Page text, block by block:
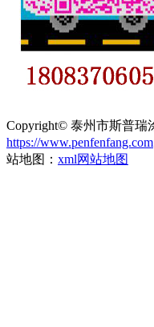
Copyright© 泰州市斯普瑞
https://www.penfenfang.com
站地图： xml网站地图